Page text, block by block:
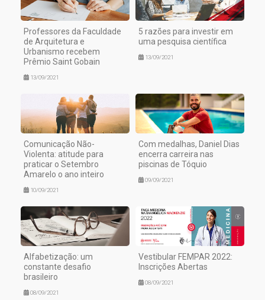
Professores da Faculdade
de Arquitetura e
Urbanismo recebem
Prêmio Saint Gobain
13/09/2021
5 razões para investir em
uma pesquisa científica
13/09/2021
Comunicação Não-
Violenta: atitude para
praticar o Setembro
Amarelo o ano inteiro
10/09/2021
Com medalhas, Daniel Dias
encerra carreira nas
piscinas de Tóquio
09/09/2021
Alfabetização: um
constante desafio
brasileiro
08/09/2021
Vestibular FEMPAR 2022:
Inscrições Abertas
08/09/2021